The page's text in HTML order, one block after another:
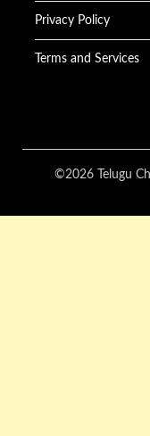
Privacy Policy
Terms and Services
©2026 Telugu